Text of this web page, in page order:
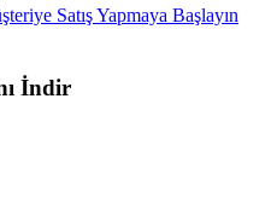
Satış Yapmaya Başlayın
İndir